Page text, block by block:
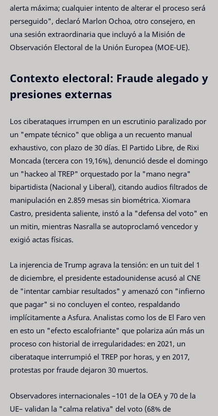
alerta máxima; cualquier intento de alterar el proceso será
perseguido", declaró Marlon Ochoa, otro consejero, en
una sesión extraordinaria que incluyó a la Misión de
Observación Electoral de la Unión Europea (MOE-UE).
Contexto electoral: Fraude alegado y
presiones externas
Los ciberataques irrumpen en un escrutinio paralizado por
un "empate técnico" que obliga a un recuento manual
exhaustivo, con plazo de 30 días. El Partido Libre, de Rixi
Moncada (tercera con 19,16%), denunció desde el domingo
un "hackeo al TREP" orquestado por la "mano negra"
bipartidista (Nacional y Liberal), citando audios filtrados de
manipulación en 2.859 mesas sin biométrica. Xiomara
Castro, presidenta saliente, instó a la "defensa del voto" en
un mitin, mientras Nasralla se autoproclamó vencedor y
exigió actas físicas.
La injerencia de Trump agrava la tensión: en un tuit del 1
de diciembre, el presidente estadounidense acusó al CNE
de "intentar cambiar resultados" y amenazó con "infierno
que pagar" si no concluyen el conteo, respaldando
implícitamente a Asfura. Analistas como los de El Faro ven
en esto un "efecto escalofriante" que polariza aún más un
proceso con historial de irregularidades: en 2021, un
ciberataque interrumpió el TREP por horas, y en 2017,
protestas por fraude dejaron 30 muertos.
Observadores internacionales –101 de la OEA y 70 de la
UE– validan la "calma relativa" del voto (68% de